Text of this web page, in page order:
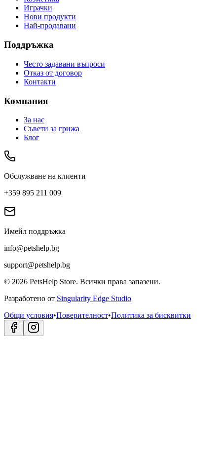
Играчки
Нови продукти
Най-продавани
Поддръжка
Често задавани въпроси
Отказ от договор
Контакти
Компания
За нас
Съвети за грижа
Блог
Обслужване на клиенти
+359 895 211 009
Имейл поддръжка
info@petshelp.bg
support@petshelp.bg
© 2026 PetsHelp Store. Всички права запазени.
Разработено от Singularity Edge Studio
Общи условия•Поверителност•Политика за бисквитки